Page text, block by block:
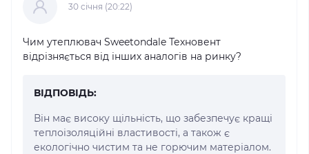
30 cічня (20:22)
Чим утеплювач Sweetondale Техновент
відрізняється від інших аналогів на ринку?
ВІДПОВІДЬ:
Він має високу щільність, що забезпечує кращі
теплоізоляційні властивості, а також є
екологічно чистим та не горючим матеріалом.